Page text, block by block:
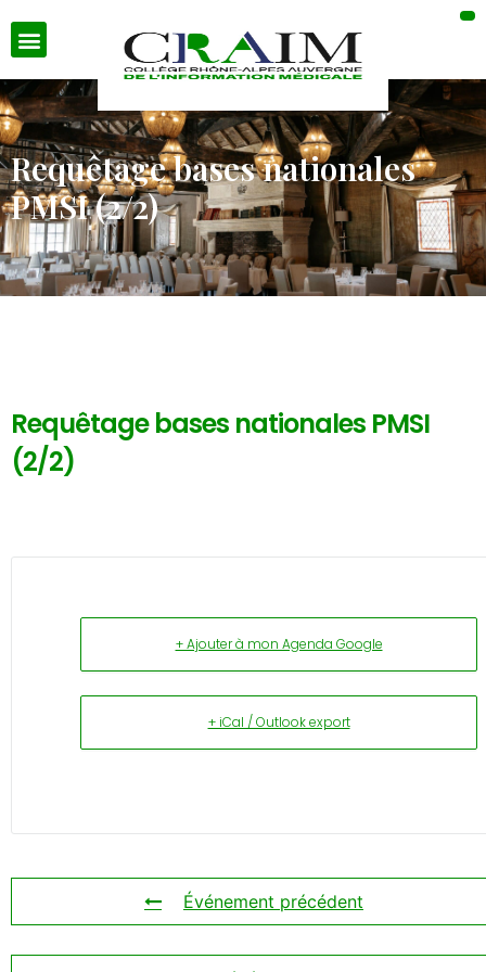
Requêtage bases nationales
PMSI (2/2)
Requêtage bases nationales PMSI
(2/2)
+ Ajouter à mon Agenda Google
+ iCal / Outlook export
Événement précédent